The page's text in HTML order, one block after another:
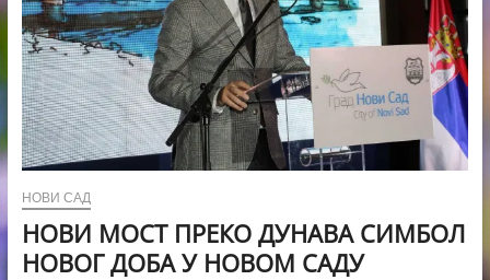
НОВИ САД
НОВИ МОСТ ПРЕКО ДУНАВА СИМБОЛ
НОВОГ ДОБА У НОВОМ САДУ